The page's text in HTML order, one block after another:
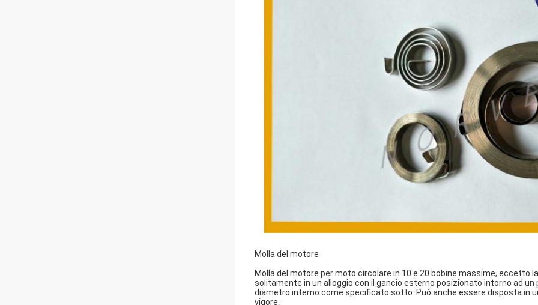
Molla del motore
Molla del motore per moto circolare in 10 e 20 bobine massime,
solitamente in un alloggio con il gancio esterno posizionato intorno ad
diametro interno come specificato sotto. Può anche essere disposta in
vigore.